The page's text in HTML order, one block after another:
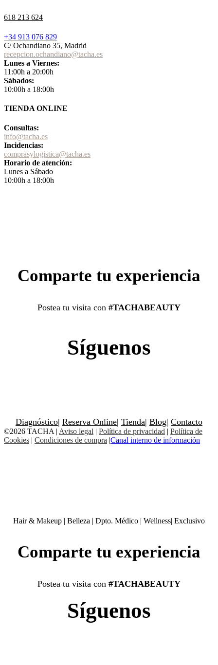
618 213 624
+34 913 076 829
C/ Ochandiano 35, Madrid
recepcion.ochandiano@tacha.es
Lunes a Viernes:
11:00h a 20:00h
Sábados:
10:00h a 18:00h
TIENDA ONLINE
Consultas:
info@tacha.es
Incidencias:
comprasylogistica@tacha.es
Horario de atención:
Lunes a Sábado
10:00h a 18:00h
Comparte tu experiencia
Postea tu visita con #TACHABEAUTY
Síguenos
Diagnóstico| Reserva Online| Tienda| Blog| Contacto
©2026 TACHA | Aviso legal | Política de privacidad | Política de
Cookies | Condiciones de compra |Canal interno de información
Hair & Makeup | Belleza | Dpto. Médico | Wellness| Exclusivo
Comparte tu experiencia
Postea tu visita con #TACHABEAUTY
Síguenos